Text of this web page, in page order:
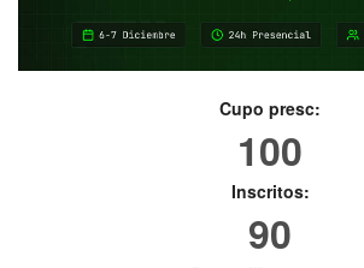
Cupo presc:
100
Inscritos:
90